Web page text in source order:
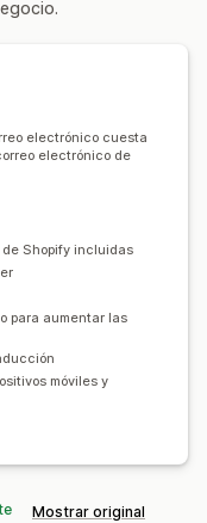
abandonado
de conversión
Plantillas
electrónico cuesta
electrónico de
Shopify incluidas
para aumentar las
móviles y
Mostrar original